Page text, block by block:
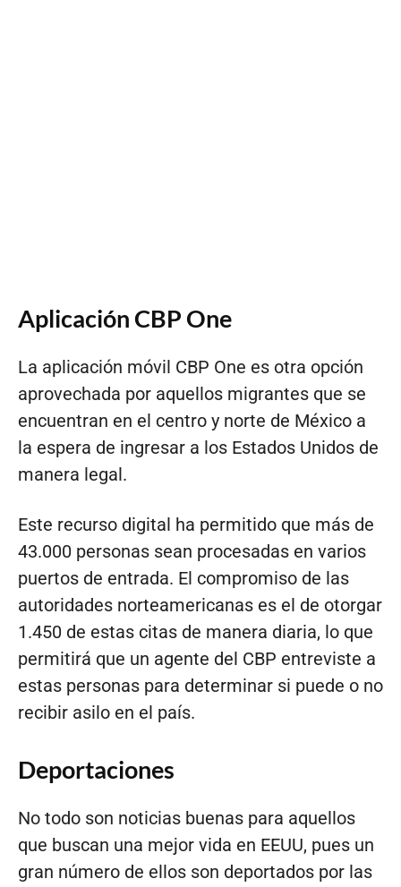
Aplicación CBP One
La aplicación móvil CBP One es otra opción
aprovechada por aquellos migrantes que se
encuentran en el centro y norte de México a
la espera de ingresar a los Estados Unidos de
manera legal.
Este recurso digital ha permitido que más de
43.000 personas sean procesadas en varios
puertos de entrada. El compromiso de las
autoridades norteamericanas es el de otorgar
1.450 de estas citas de manera diaria, lo que
permitirá que un agente del CBP entreviste a
estas personas para determinar si puede o no
recibir asilo en el país.
Deportaciones
No todo son noticias buenas para aquellos
que buscan una mejor vida en EEUU, pues un
gran número de ellos son deportados por las